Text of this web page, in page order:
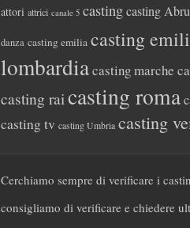
attori attrici canale 5 casting casting
danza casting emilia casting
lombardiacasting marche
casting raicasting roma
casting tv casting Umbria casting
Cerchiamo sempre di verificare i
consigliamo di verificare e chiedere